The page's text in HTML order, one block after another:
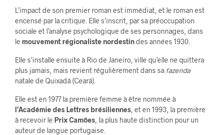
L’impact de son premier roman est immédiat, et le roman est
encensé par la critique. Elle s’inscrit, par sa préoccupation
sociale et l’analyse psychologique de ses personnages, dans
le mouvement régionaliste nordestindes années 1930.
Elle s’installe ensuite à Rio de Janeiro, ville qu’elle ne quittera
plus jamais, mais revient régulièrement dans sa fazenda
natale de Quixadá (Ceará).
Elle est en 1977 la première femme à être nommée à
l’Académie des Lettres brésiliennes , et en 1993, la première
à recevoir le Prix Camões , la plus haute distinction pour un
auteur de langue portugaise.